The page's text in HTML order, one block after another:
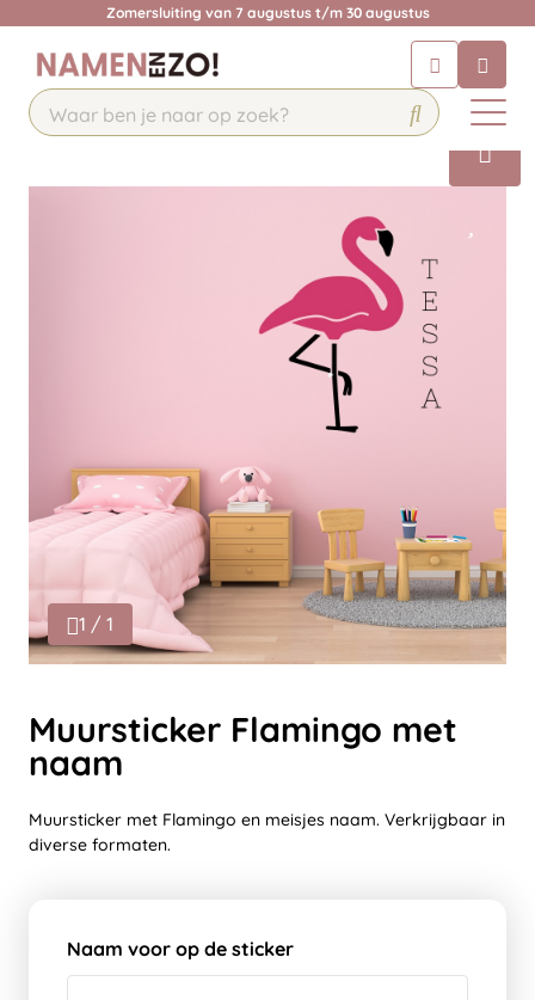
Zomersluiting van 7 augustus t/m 30 augustus
Chat 24/7 met onze chatbot voor
hulp
Contact
1 / 1
Muursticker Flamingo met
naam
Muursticker met Flamingo en meisjes naam. Verkrijgbaar in
diverse formaten.
Naam voor op de sticker